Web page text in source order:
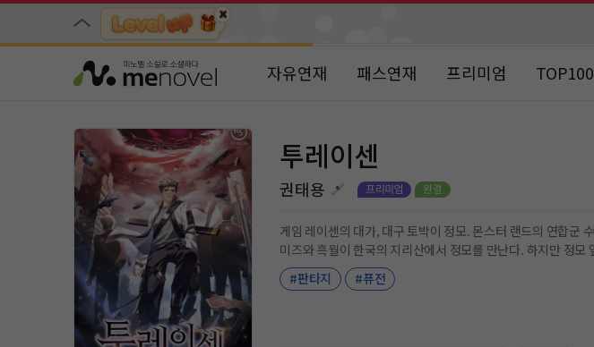
자유연재 패스연재 프리미엄 TOP100
투레이센
권태용
게임 레이센의 대가, 대구 토박이 정모. 몬스터 랜드의 연합군 수장의 딸, 몬스터 레이디 미즈. 무림 오대세가에 버금가는 구월문의 문주, 흑월. 차원의 문을 넘은
미즈와 흑월이 한국의 지리산에서 정모를 만난다. 하지만 정모 앞에 나타난 그들의 모습은 두 자루 검의 형상. 검에 봉인된 그들의 영혼은 주인을 통해 의사를 표
현할 수 있고 영혼을 통한 대화만이 가능한데…. 판타지계의 미소녀와 무협계의 지존이 한국의 엽기 이단아를 만났다! 작가 권태용이 창조한 최강의 캐릭터가
한 데 뭉쳐 펼치는 지상 최강의 모험담!
#판타지
#퓨전